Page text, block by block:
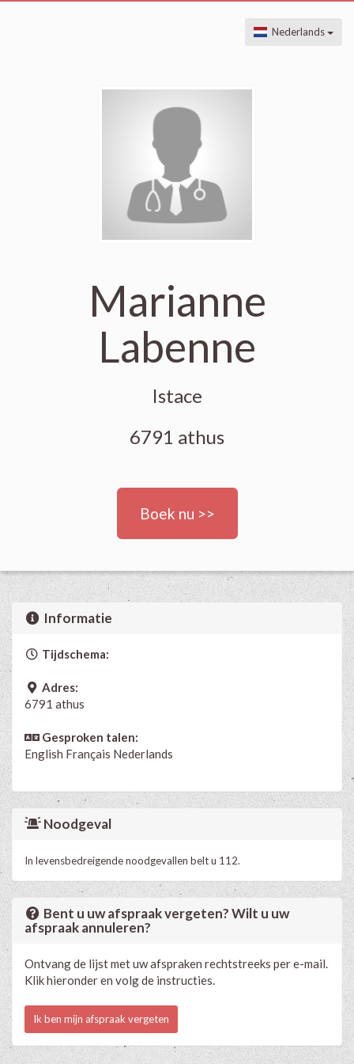
Nederlands
Marianne
Labenne
Istace
6791 athus
Boek nu >>
Informatie
Tijdschema:
Adres:
6791 athus
Gesproken talen:
English Français Nederlands
Noodgeval
In levensbedreigende noodgevallen belt u 112.
Bent u uw afspraak vergeten? Wilt u uw
afspraak annuleren?
Ontvang de lijst met uw afspraken rechtstreeks per e-mail.
Klik hieronder en volg de instructies.
Ik ben mijn afspraak vergeten